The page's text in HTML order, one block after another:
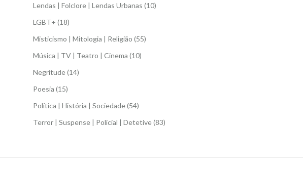
Lendas | Folclore | Lendas Urbanas (10)
LGBT+ (18)
Misticismo | Mitologia | Religião (55)
Música | TV | Teatro | Cinema (10)
Negritude(14)
Poesia (15)
Política | História | Sociedade(54)
Terror | Suspense | Policial | Detetive(83)